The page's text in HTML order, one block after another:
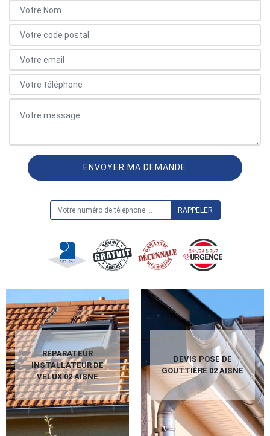
RÉPARATEUR
INSTALLATEUR DE
VELUX 02 AISNE
DEVIS POSE DE
GOUTTIÈRE 02 AISNE